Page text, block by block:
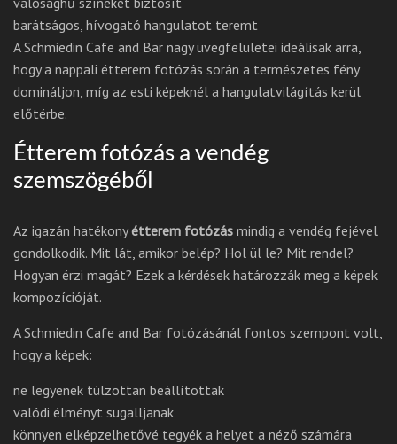
barátságos, hívogató hangulatot teremt
A Schmiedin Cafe and Bar nagy üvegfelületei ideálisak arra,
hogy a nappali étterem fotózás során a természetes fény
domináljon, míg az esti képeknél a hangulatvilágítás kerül
előtérbe.
Étterem fotózás a vendég
szemszögéből
Az igazán hatékonyétterem fotózás mindig a vendég fejével
gondolkodik. Mit lát, amikor belép? Hol ül le? Mit rendel?
Hogyan érzi magát? Ezek a kérdések határozzák meg a képek
kompozícióját.
A Schmiedin Cafe and Bar fotózásánál fontos szempont volt,
hogy a képek:
ne legyenek túlzottan beállítottak
valódi élményt sugalljanak
könnyen elképzelhetővé tegyék a helyet a néző számára